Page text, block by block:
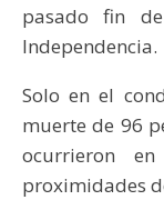
pasado fin
Independencia.
Solo en el
muerte de 96
ocurrieron
proximidades